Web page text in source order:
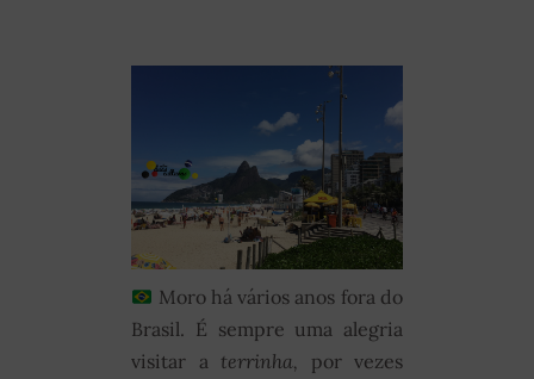
Moro há vários anos fora do
Brasil. É sempre uma alegria
visitar a terrinha, por vezes